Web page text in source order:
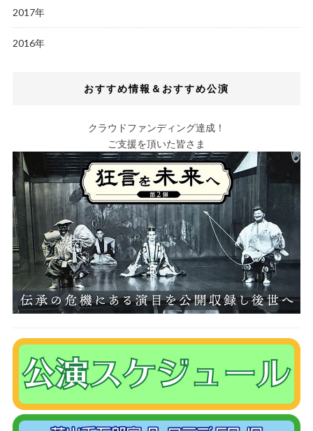
2017年
2016年
おすすめ情報＆おすすめ公演
クラウドファンディング達成！
ご支援を頂いた皆さま